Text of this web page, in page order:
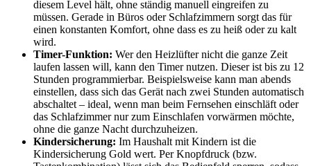
diesem Level hält, ohne ständig manuell eingreifen zu
müssen. Gerade in Büros oder Schlafzimmern sorgt das für
einen konstanten Komfort, ohne dass es zu heiß oder zu kalt
wird.
Timer-Funktion: Wer den Heizlüfter nicht die ganze Zeit
laufen lassen will, kann den Timer nutzen. Dieser ist bis zu 12
Stunden programmierbar. Beispielsweise kann man abends
einstellen, dass sich das Gerät nach zwei Stunden automatisch
abschaltet – ideal, wenn man beim Fernsehen einschläft oder
das Schlafzimmer nur zum Einschlafen vorwärmen möchte,
ohne die ganze Nacht durchzuheizen.
Kindersicherung: Im Haushalt mit Kindern ist die
Kindersicherung Gold wert. Per Knopfdruck (bzw.